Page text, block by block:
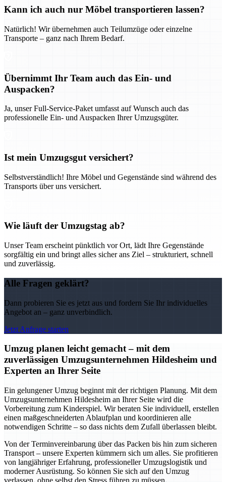
Kann ich auch nur Möbel transportieren lassen?
Natürlich! Wir übernehmen auch Teilumzüge oder einzelne
Transporte – ganz nach Ihrem Bedarf.
Übernimmt Ihr Team auch das Ein- und
Auspacken?
Ja, unser Full-Service-Paket umfasst auf Wunsch auch das
professionelle Ein- und Auspacken Ihrer Umzugsgüter.
Ist mein Umzugsgut versichert?
Selbstverständlich! Ihre Möbel und Gegenstände sind während des
Transports über uns versichert.
Wie läuft der Umzugstag ab?
Unser Team erscheint pünktlich vor Ort, lädt Ihre Gegenstände
sorgfältig ein und bringt alles sicher ans Ziel – strukturiert, schnell
und zuverlässig.
Alle Fragen geklärt?
Dann probieren Sie es jetzt aus und fordern Sie Ihr individuelles
Angebot an – ganz unverbindlich.
Jetzt Anfrage starten
Umzug planen leicht gemacht – mit dem
zuverlässigen Umzugsunternehmen Hildesheim und
Experten an Ihrer Seite
Ein gelungener Umzug beginnt mit der richtigen Planung. Mit dem
Umzugsunternehmen Hildesheim an Ihrer Seite wird die
Vorbereitung zum Kinderspiel. Wir beraten Sie individuell, erstellen
einen maßgeschneiderten Ablaufplan und koordinieren alle
notwendigen Schritte – so dass nichts dem Zufall überlassen bleibt.
Von der Terminvereinbarung über das Packen bis hin zum sicheren
Transport – unsere Experten kümmern sich um alles. Sie profitieren
von langjähriger Erfahrung, professioneller Umzugslogistik und
moderner Ausrüstung. So können Sie sich auf den Umzug
verlassen, ohne selbst den Stress führen zu müssen.